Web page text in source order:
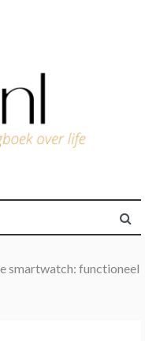
smartwatch: functioneel